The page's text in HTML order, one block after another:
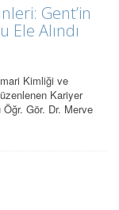
Gent’in
Alındı
Kimliği ve
Kariyer
Gör. Dr. Merve